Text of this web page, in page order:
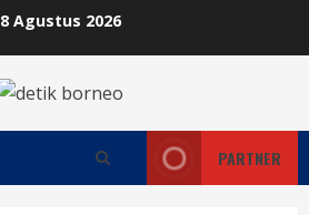
8 Agustus 2026
PARTNER